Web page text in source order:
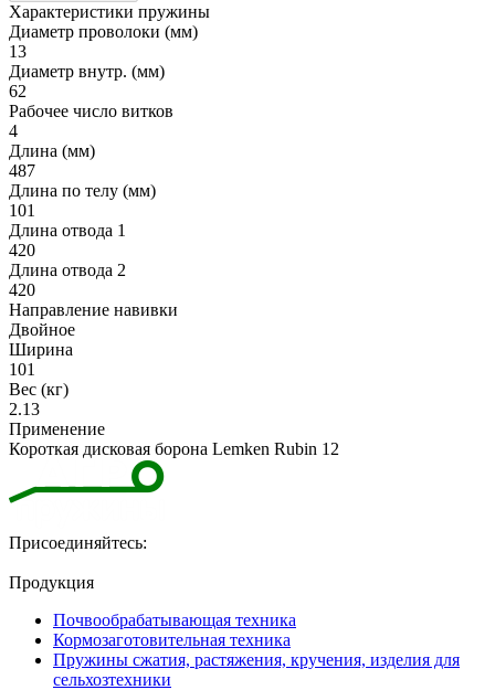
Характеристики пружины
Диаметр проволоки (мм)
13
Диаметр внутр. (мм)
62
Рабочее число витков
4
Длина (мм)
487
Длина по телу (мм)
101
Длина отвода 1
420
Длина отвода 2
420
Направление навивки
Двойное
Ширина
101
Вес (кг)
2.13
Применение
Короткая дисковая борона Lemken Rubin 12
Присоединяйтесь:
Продукция
Почвообрабатывающая техника
Кормозаготовительная техника
Пружины сжатия, растяжения, кручения, изделия для
сельхозтехники